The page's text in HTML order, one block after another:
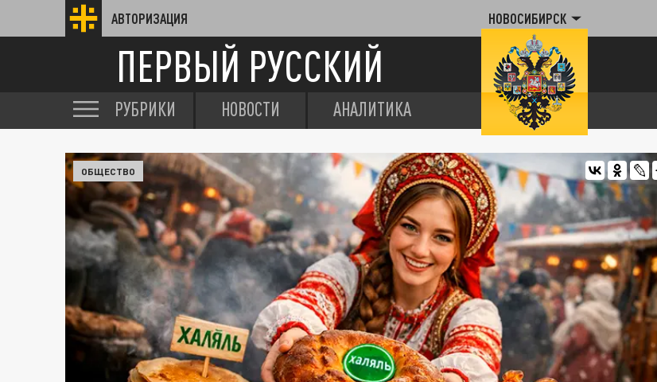
АВТОРИЗАЦИЯ НОВОСИБИРСК
ПЕРВЫЙ РУССКИЙ
РУБРИКИ НОВОСТИ АНАЛИТИКА
ОБЩЕСТВО